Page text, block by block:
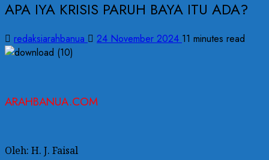
APA IYA KRISIS PARUH BAYA ITU ADA?
redaksiarahbanua 24 November 2024 11 minutes read
ARAHBANUA.COM
Oleh: H. J. Faisal